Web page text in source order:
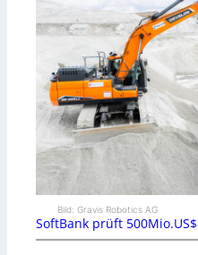
Bild: Gravis Robotics AG
SoftBank prüft